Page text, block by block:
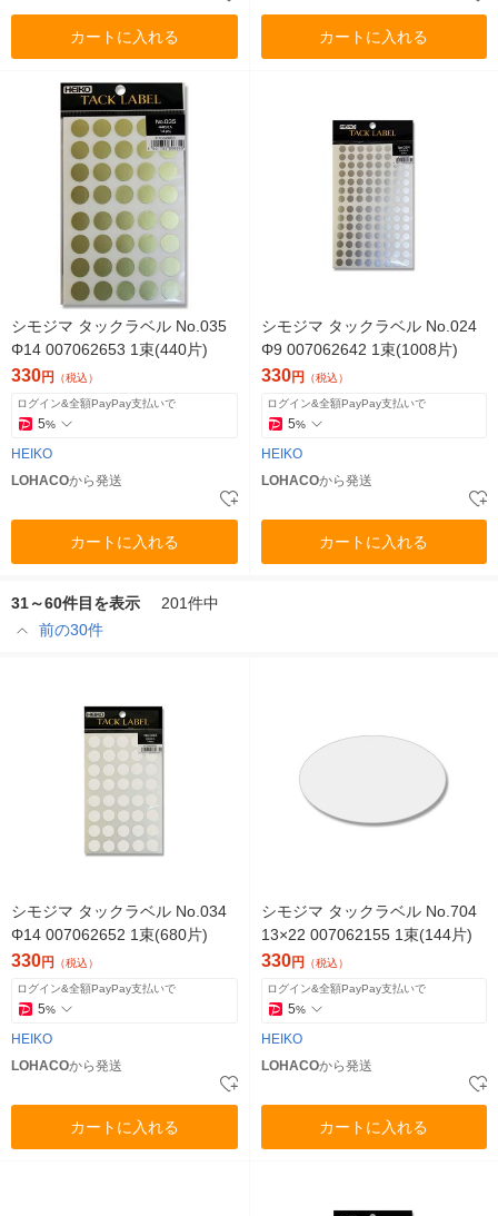
カートに入れる カートに入れる
シモジマ タックラベル No.035
Φ14 007062653 1束(440片)
330円 （税込）
ログイン&全額PayPay支払いで
5%
HEIKO
LOHACOから発送
カートに入れる
シモジマ タックラベル No.024
Φ9 007062642 1束(1008片)
330円 （税込）
ログイン&全額PayPay支払いで
5%
HEIKO
LOHACOから発送
カートに入れる
31～60件目を表示
201件中
前の30件
シモジマ タックラベル No.034
Φ14 007062652 1束(680片)
330円 （税込）
ログイン&全額PayPay支払いで
5%
HEIKO
LOHACOから発送
カートに入れる
シモジマ タックラベル No.704
13×22 007062155 1束(144片)
330円 （税込）
ログイン&全額PayPay支払いで
5%
HEIKO
LOHACOから発送
カートに入れる